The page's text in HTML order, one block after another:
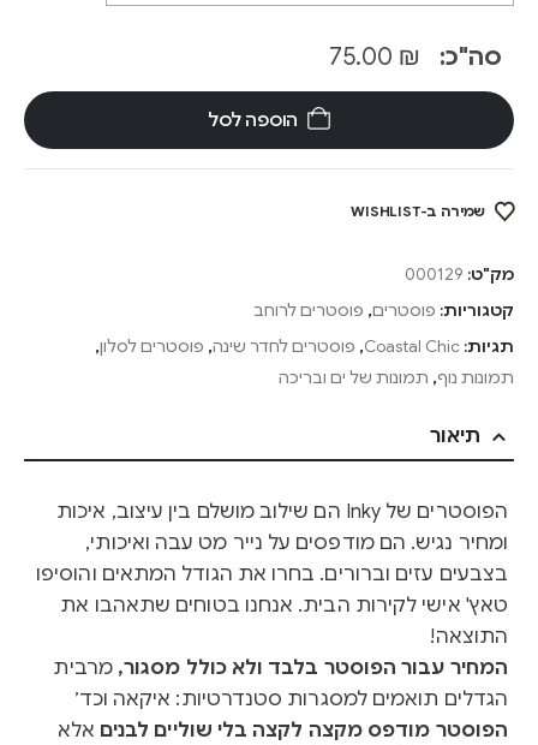
סה"כ: ₪
הוספה לסל
שמירה ב-WISHLIST
מק"ט: 000129
קטגוריות: פוסטרים, פוסטרים לרוחב
תגיות: Coastal Chic
, פוסטרים לחדר שינה, פוסטרים לסלון,
תמונות נוף, תמונות של ים ובריכה
תיאור
הפוסטרים של Inky הם שילוב מושלם בין עיצוב, איכות
ומחיר נגיש. הם מודפסים על נייר מט עבה ואיכותי,
בצבעים עזים וברורים. בחרו את הגודל המתאים והוסיפו
טאץ' אישי לקירות הבית. אנחנו בטוחים שתאהבו את
התוצאה!
המחיר עבור הפוסטר בלבד ולא כולל מסגור, מרבית
הגדלים תואמים למסגרות סטנדרטיות: איקאה וכד׳
הפוסטר מודפס מקצה לקצה בלי שוליים לבנים אלא